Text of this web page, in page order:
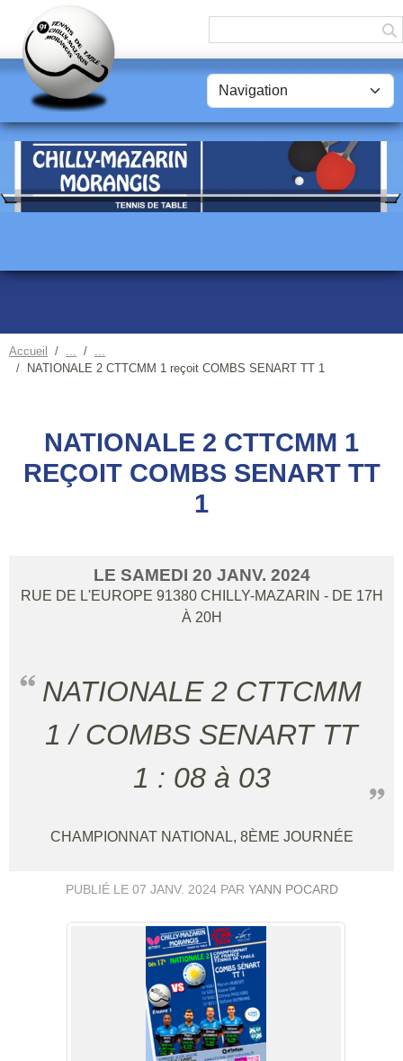
Accueil
NATIONALE 2 CTTCMM 1 reçoit COMBS SENART TT 1
NATIONALE 2 CTTCMM 1
REÇOIT COMBS SENART TT
1
LE SAMEDI 20 JANV. 2024
RUE DE L'EUROPE 91380 CHILLY-MAZARIN - DE 17H
À 20H
NATIONALE 2 CTTCMM
1 / COMBS SENART TT
1 : 08 à 03
CHAMPIONNAT NATIONAL, 8ÈME JOURNÉE
PUBLIÉ LE 07 JANV. 2024PAR YANN POCARD
Panneau de gestion des cookies